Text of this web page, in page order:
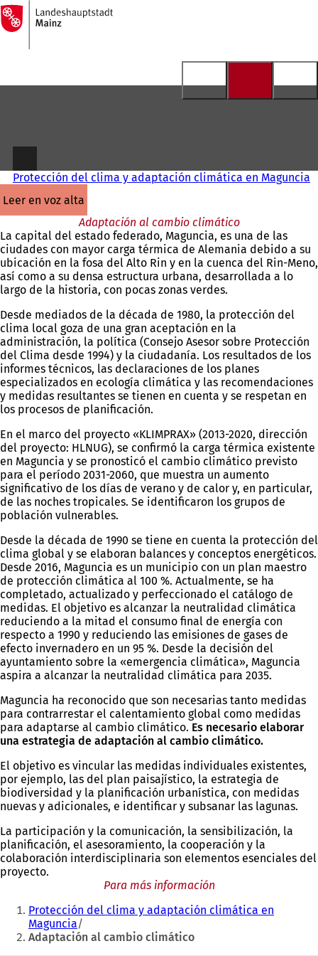
Saltar al contenido
A
la
página
Protección del clima y adaptación climática en Maguncia
leer en voz alta
Adaptación al cambio climático
La capital del estado federado, Maguncia, es una de las
ciudades con mayor carga térmica de Alemania debido a su
ubicación en la fosa del Alto Rin y en la cuenca del Rin-Meno,
así como a su densa estructura urbana, desarrollada a lo
largo de la historia, con pocas zonas verdes.
Desde mediados de la década de 1980, la protección del
clima local goza de una gran aceptación en la
administración, la política (Consejo Asesor sobre Protección
del Clima desde 1994) y la ciudadanía. Los resultados de los
informes técnicos, las declaraciones de los planes
especializados en ecología climática y las recomendaciones
y medidas resultantes se tienen en cuenta y se respetan en
los procesos de planificación.
En el marco del proyecto «KLIMPRAX» (2013-2020, dirección
del proyecto: HLNUG), se confirmó la carga térmica existente
en Maguncia y se pronosticó el cambio climático previsto
para el período 2031-2060, que muestra un aumento
significativo de los días de verano y de calor y, en particular,
de las noches tropicales. Se identificaron los grupos de
población vulnerables.
Desde la década de 1990 se tiene en cuenta la protección del
clima global y se elaboran balances y conceptos energéticos.
Desde 2016, Maguncia es un municipio con un plan maestro
de protección climática al 100 %. Actualmente, se ha
completado, actualizado y perfeccionado el catálogo de
medidas. El objetivo es alcanzar la neutralidad climática
reduciendo a la mitad el consumo final de energía con
respecto a 1990 y reduciendo las emisiones de gases de
efecto invernadero en un 95 %. Desde la decisión del
ayuntamiento sobre la «emergencia climática», Maguncia
aspira a alcanzar la neutralidad climática para 2035.
Maguncia ha reconocido que son necesarias tanto medidas
para contrarrestar el calentamiento global como medidas
para adaptarse al cambio climático. Es necesario elaborar
una estrategia de adaptación al cambio climático.
El objetivo es vincular las medidas individuales existentes,
por ejemplo, las del plan paisajístico, la estrategia de
biodiversidad y la planificación urbanística, con medidas
nuevas y adicionales, e identificar y subsanar las lagunas.
La participación y la comunicación, la sensibilización, la
planificación, el asesoramiento, la cooperación y la
colaboración interdisciplinaria son elementos esenciales del
proyecto.
Para más información
Estás
aquí:
Protección del clima y adaptación climática en
Maguncia
Adaptación al cambio climático